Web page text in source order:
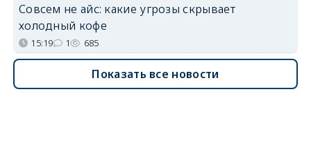
Совсем не айс: какие угрозы скрывает
холодный кофе
15:19 1 685
Показать все новости